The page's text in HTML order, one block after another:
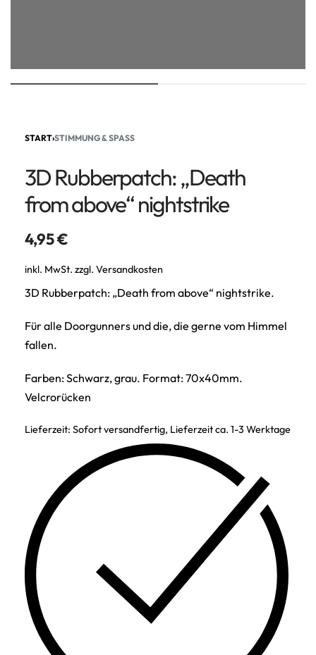
START›STIMMUNG & SPASS
3D Rubberpatch: „Death
from above“ nightstrike
4,95€
inkl. MwSt. zzgl. Versandkosten
3D Rubberpatch: „Death from above“ nightstrike.
Für alle Doorgunners und die, die gerne vom Himmel
fallen.
Farben: Schwarz, grau. Format: 70x40mm.
Velcrorücken
Lieferzeit: Sofort versandfertig, Lieferzeit ca. 1-3 Werktage